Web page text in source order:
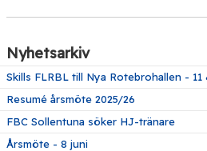
Nyhetsarkiv
Skills FLRBL till Nya Rotebrohallen - 11
Resumé årsmöte 2025/26
FBC Sollentuna söker HJ-tränare
Årsmöte - 8 juni